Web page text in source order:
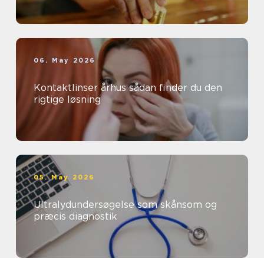
06. May 2026
Kontaktlinser århus sådan finder du den
rigtige løsning
05. May 2026
Ultralydundersøgelse som skånsom og
præcis diagnostik